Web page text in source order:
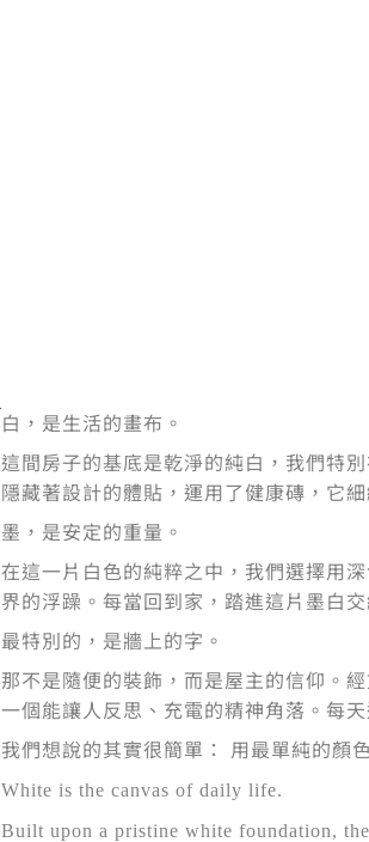
白，是生活的畫布。
這間房子的基底是乾淨的純白，我們特
隱藏著設計的體貼，運用了健康磚，它
墨，是安定的重量。
在這一片白色的純粹之中，我們選擇用
界的浮躁。每當回到家，踏進這片墨白
最特別的，是牆上的字。
那不是隨便的裝飾，而是屋主的信仰。
一個能讓人反思、充電的精神角落。每
我們想說的其實很簡單： 用最單純的顏
White is the canvas of daily life.
Built upon a pristine white foundation,